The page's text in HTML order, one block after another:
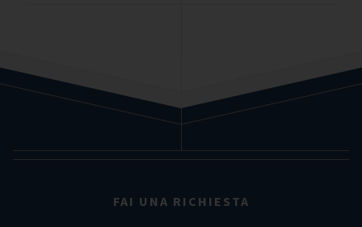
FAI UNA RICHIESTA